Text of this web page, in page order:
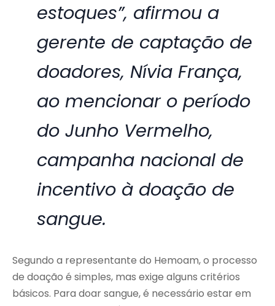
estoques”, afirmou a
gerente de captação de
doadores,Nívia França,
ao mencionar o período
do Junho Vermelho,
campanha nacional de
incentivo à doação de
sangue.
Segundo a representante do Hemoam, o processo
de doação é simples, mas exige alguns critérios
básicos. Para doar sangue, é necessário estar em